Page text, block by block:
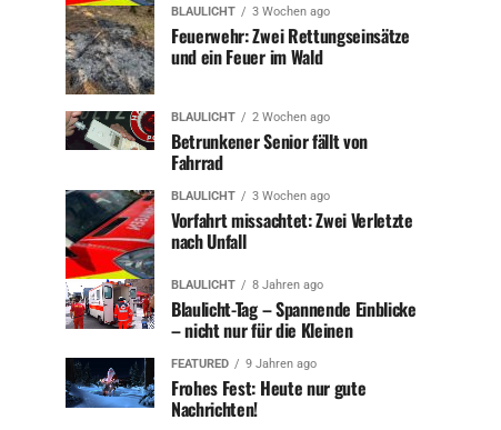
BLAULICHT 3 Wochen ago
Feuerwehr: Zwei Rettungseinsätze
und ein Feuer im Wald
BLAULICHT 2 Wochen ago
Betrunkener Senior fällt von
Fahrrad
BLAULICHT 3 Wochen ago
Vorfahrt missachtet: Zwei Verletzte
nach Unfall
BLAULICHT 8 Jahren ago
Blaulicht-Tag – Spannende Einblicke
– nicht nur für die Kleinen
FEATURED 9 Jahren ago
Frohes Fest: Heute nur gute
Nachrichten!